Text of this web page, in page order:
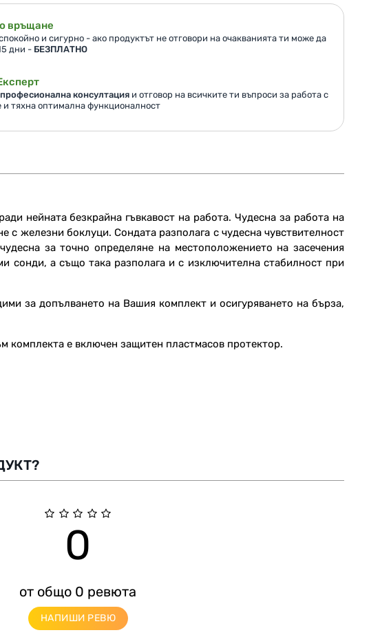
връщане
и сигурно - ако продуктът не отговори на очакванията ти може да
дни - БЕЗПЛАТНО
професионална консултацияи отговор на всичките ти въпроси за работа с
и тяхна оптимална функционалност
нейната безкрайна гъвкавост на работа. Чудесна за работа на
железни боклуци. Сондата разполага с чудесна чувствителност
за точно определяне на местоположението на засечения
сонди, а също така разполага и с изключителна стабилност при
за допълването на Вашия комплект и осигуряването на бърза,
комплекта е включен защитен пластмасов протектор.
0
от общо 0 ревюта
НАПИШИ РЕВЮ